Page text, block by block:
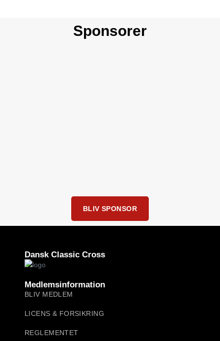
Sponsorer
BLIV SPONSOR
Dansk Classic Cross
Medlemsinformation
BLIV MEDLEM
LICENS & FORSIKRING
REGLEMENTET